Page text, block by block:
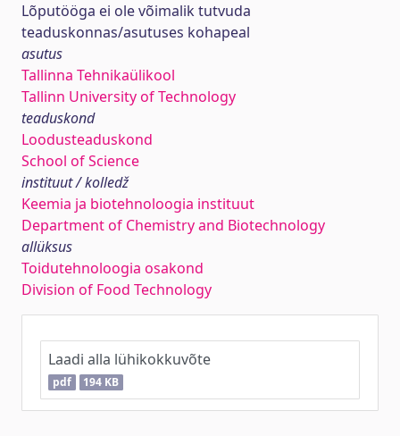
Lõputööga ei ole võimalik tutvuda
teaduskonnas/asutuses kohapeal
asutus
Tallinna Tehnikaülikool
Tallinn University of Technology
teaduskond
Loodusteaduskond
School of Science
instituut / kolledž
Keemia ja biotehnoloogia instituut
Department of Chemistry and Biotechnology
allüksus
Toidutehnoloogia osakond
Division of Food Technology
Laadi alla lühikokkuvõte
pdf 194 KB